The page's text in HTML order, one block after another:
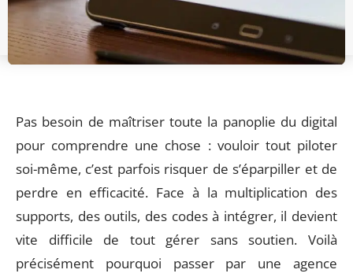
Pas besoin de maîtriser toute la panoplie du digital
pour comprendre une chose : vouloir tout piloter
soi-même, c’est parfois risquer de s’éparpiller et de
perdre en efficacité. Face à la multiplication des
supports, des outils, des codes à intégrer, il devient
vite difficile de tout gérer sans soutien. Voilà
précisément pourquoi passer par une agence